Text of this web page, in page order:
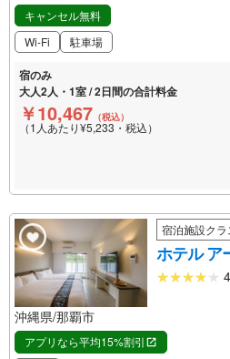
キャンセル無料
Wi-Fi
駐車場
宿のみ
大人2人・1室 / 2日間の合計料金
￥10,467 （税込）
（1人あたり¥5,233・税込）
宿泊施設クラ
ホテル ア
沖縄県/那覇市
アプリなら平均15%割引